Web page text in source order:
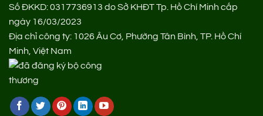
Số ĐKKD: 0317736913 do Sở KHĐT Tp. Hồ Chí Minh cấp
ngày 16/03/2023
Địa chỉ công ty: 1026 Âu Cơ, Phường Tân Bình, TP. Hồ Chí
Minh, Việt Nam